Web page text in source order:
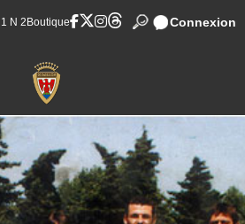
1 N 2 Boutique Connexion